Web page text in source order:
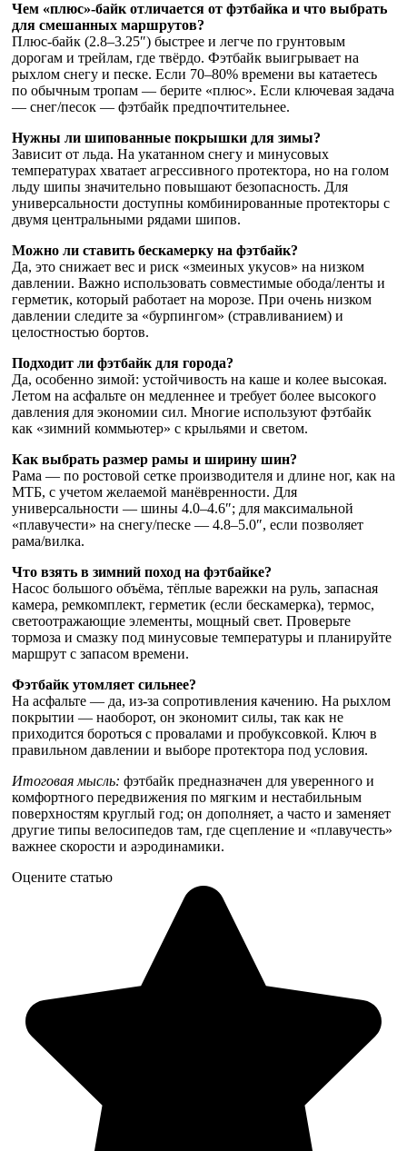
Чем «плюс»-байк отличается от фэтбайка и что выбрать
для смешанных маршрутов?
Плюс-байк (2.8–3.25″) быстрее и легче по грунтовым
дорогам и трейлам, где твёрдо. Фэтбайк выигрывает на
рыхлом снегу и песке. Если 70–80% времени вы катаетесь
по обычным тропам — берите «плюс». Если ключевая задача
— снег/песок — фэтбайк предпочтительнее.
Нужны ли шипованные покрышки для зимы?
Зависит от льда. На укатанном снегу и минусовых
температурах хватает агрессивного протектора, но на голом
льду шипы значительно повышают безопасность. Для
универсальности доступны комбинированные протекторы с
двумя центральными рядами шипов.
Можно ли ставить бескамерку на фэтбайк?
Да, это снижает вес и риск «змеиных укусов» на низком
давлении. Важно использовать совместимые обода/ленты и
герметик, который работает на морозе. При очень низком
давлении следите за «бурпингом» (стравливанием) и
целостностью бортов.
Подходит ли фэтбайк для города?
Да, особенно зимой: устойчивость на каше и колее высокая.
Летом на асфальте он медленнее и требует более высокого
давления для экономии сил. Многие используют фэтбайк
как «зимний коммьютер» с крыльями и светом.
Как выбрать размер рамы и ширину шин?
Рама — по ростовой сетке производителя и длине ног, как на
МТБ, с учетом желаемой манёвренности. Для
универсальности — шины 4.0–4.6″; для максимальной
«плавучести» на снегу/песке — 4.8–5.0″, если позволяет
рама/вилка.
Что взять в зимний поход на фэтбайке?
Насос большого объёма, тёплые варежки на руль, запасная
камера, ремкомплект, герметик (если бескамерка), термос,
светоотражающие элементы, мощный свет. Проверьте
тормоза и смазку под минусовые температуры и планируйте
маршрут с запасом времени.
Фэтбайк утомляет сильнее?
На асфальте — да, из-за сопротивления качению. На рыхлом
покрытии — наоборот, он экономит силы, так как не
приходится бороться с провалами и пробуксовкой. Ключ в
правильном давлении и выборе протектора под условия.
Итоговая мысль: фэтбайк предназначен для уверенного и
комфортного передвижения по мягким и нестабильным
поверхностям круглый год; он дополняет, а часто и заменяет
другие типы велосипедов там, где сцепление и «плавучесть»
важнее скорости и аэродинамики.
Оцените статью